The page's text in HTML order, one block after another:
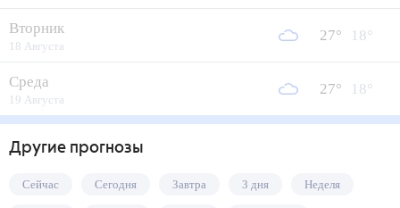
Вторник
18 Августа
27° 18°
Среда
19 Августа
27° 18°
Другие прогнозы
Сейчас Сегодня Завтра 3 дня Неделя